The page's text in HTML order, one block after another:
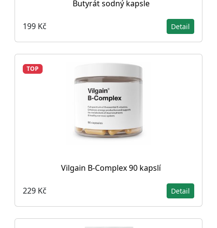
Butyrát sodný kapsle
199 Kč Detail
TOP
Vilgain B-Complex 90 kapslí
229 Kč Detail